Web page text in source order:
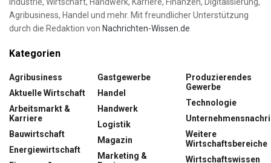
Agribusiness, Handel und mehr. Mit freundlicher Unterstützung
durch die Redaktion von Nachrichten-Wissen.de
Kategorien
Agribusiness
Aktuelle Wirtschaft
Arbeitsmarkt &
Karriere
Bauwirtschaft
Energiewirtschaft
Gastgewerbe
Handel
Handwerk
Logistik
Magazin
Marketing &
Produzierendes
Gewerbe
Technologie
Weitere
Wirtschaftsbereiche
Wirtschaftswissen